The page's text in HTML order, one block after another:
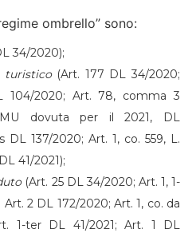
ombrello” sono:
34/2020);
turistico(Art. 177 DL 34/2020;
104/2020; Art. 78, comma 3
dovuta per il 2021, DL
137/2020; Art. 1, co. 559, L.
41/2021);
(Art. 25 DL 34/2020; Art. 1, 1-
2 DL 172/2020; Art. 1, co. da
1-ter DL 41/2021; Art. 1 DL